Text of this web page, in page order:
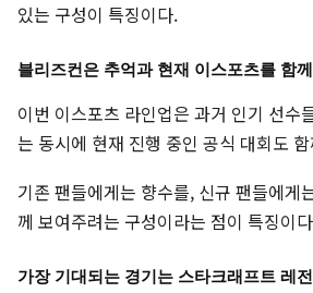
있는 구성이 특징이다.
블리즈컨은 추억과 현재 이스포츠를 함
이번 이스포츠 라인업은 과거 인기 선수
는 동시에 현재 진행 중인 공식 대회도
기존 팬들에게는 향수를, 신규 팬들에게
께 보여주려는 구성이라는 점이 특징이
가장 기대되는 경기는 스타크래프트 레